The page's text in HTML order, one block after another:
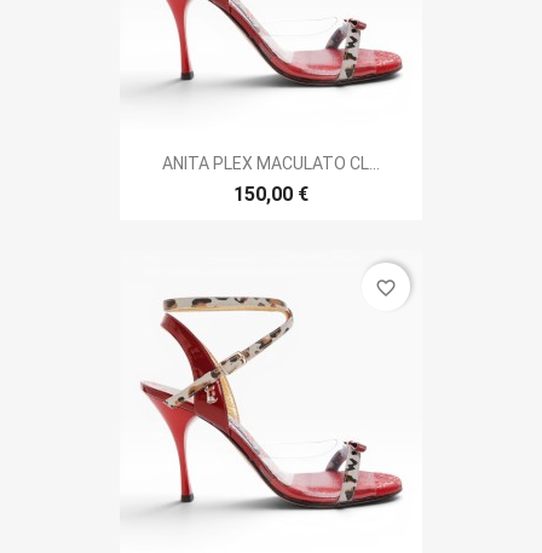
ANITA PLEX MACULATO CL...
150,00 €
favorite_border